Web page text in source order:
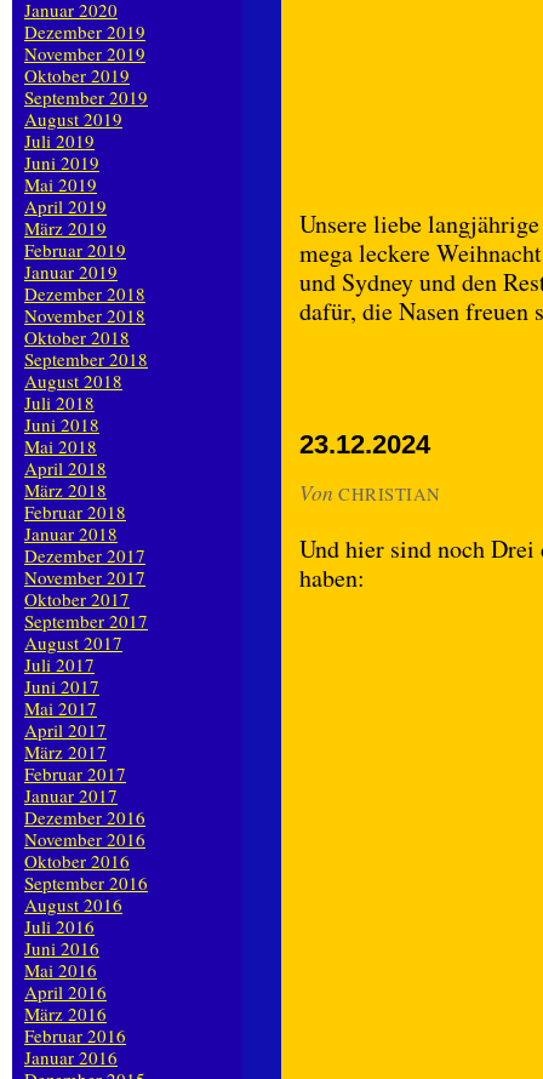
Unsere liebe
mega leckere
und Sydney und den
dafür, die Nasen freuen
23.12.2024
Von CHRISTIAN
Und hier sind noch Drei
haben:
Januar 2020
Dezember 2019
November 2019
Oktober 2019
September 2019
August 2019
Juli 2019
Juni 2019
Mai 2019
April 2019
März 2019
Februar 2019
Januar 2019
Dezember 2018
November 2018
Oktober 2018
September 2018
August 2018
Juli 2018
Juni 2018
Mai 2018
April 2018
März 2018
Februar 2018
Januar 2018
Dezember 2017
November 2017
Oktober 2017
September 2017
August 2017
Juli 2017
Juni 2017
Mai 2017
April 2017
März 2017
Februar 2017
Januar 2017
Dezember 2016
November 2016
Oktober 2016
September 2016
August 2016
Juli 2016
Juni 2016
Mai 2016
April 2016
März 2016
Februar 2016
Januar 2016